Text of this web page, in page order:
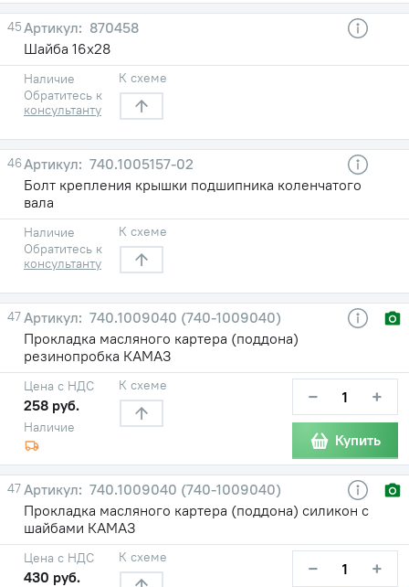
45
870458
Шайба 16х28
Наличие
Обратитесь к
консультанту
К схеме
46
740.1005157-02
Болт крепления крышки подшипника коленчатого
вала
Наличие
Обратитесь к
консультанту
К схеме
47
740.1009040 (740-1009040)
Прокладка масляного картера (поддона)
резинопробка КАМАЗ
Наличие
Цена с НДС
258 руб.
К схеме − +
Купить
47
740.1009040 (740-1009040)
Прокладка масляного картера (поддона) силикон с
шайбами КАМАЗ
Цена с НДС
430 руб.
К схеме − +